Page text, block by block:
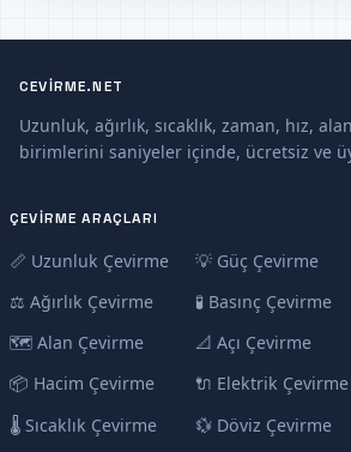
CEVIRME.NET
Uzunluk, ağırlık, sıcaklık, zaman, hız,
birimlerini saniyeler içinde, ücretsiz ve
ÇEVIRME ARAÇLARI
📏 Uzunluk Çevirme
⚖️ Ağırlık Çevirme
🗺️ Alan Çevirme
📦 Hacim Çevirme
🌡️ Sıcaklık Çevirme
💡 Güç Çevirme
🧪 Basınç Çevirme
📐 Açı Çevirme
🔌 Elektrik Çevirme
💱 Döviz Çevirme